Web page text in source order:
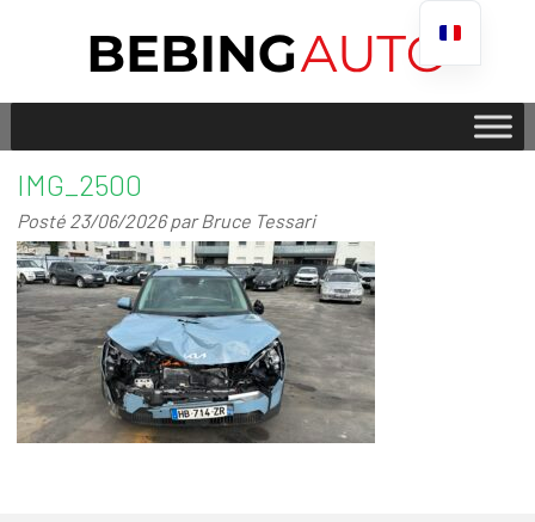
IMG_2500
Posté 23/06/2026parBruce Tessari